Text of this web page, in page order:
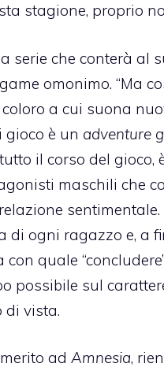
stagione, proprio
serie che conterà al
omonimo. “Ma
a cui suona
è un adventure
il corso del gioco,
maschili che
di ogni ragazzo e, a
quale
possibile sul
di vista.
ad Amnesia,